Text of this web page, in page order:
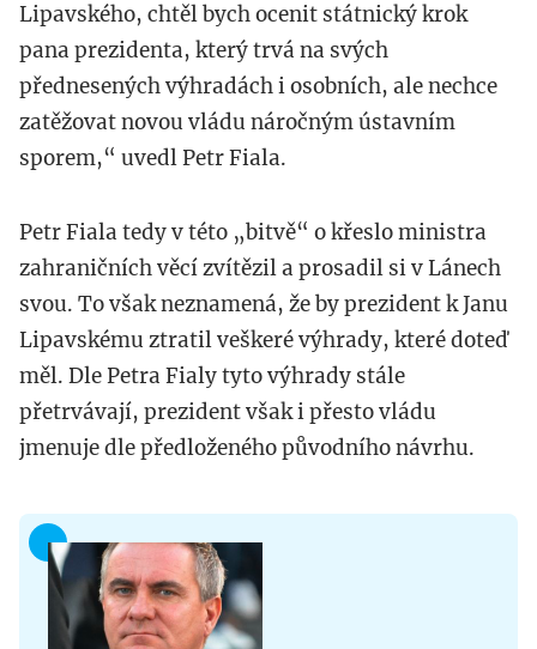
Lipavského, chtěl bych ocenit státnický krok
pana prezidenta, který trvá na svých
přednesených výhradách i osobních, ale nechce
zatěžovat novou vládu náročným ústavním
sporem,“ uvedl Petr Fiala.
Petr Fiala tedy v této „bitvě“ o křeslo ministra
zahraničních věcí zvítězil a prosadil si v Lánech
svou. To však neznamená, že by prezident k Janu
Lipavskému ztratil veškeré výhrady, které doteď
měl. Dle Petra Fialy tyto výhrady stále
přetrvávají, prezident však i přesto vládu
jmenuje dle předloženého původního návrhu.